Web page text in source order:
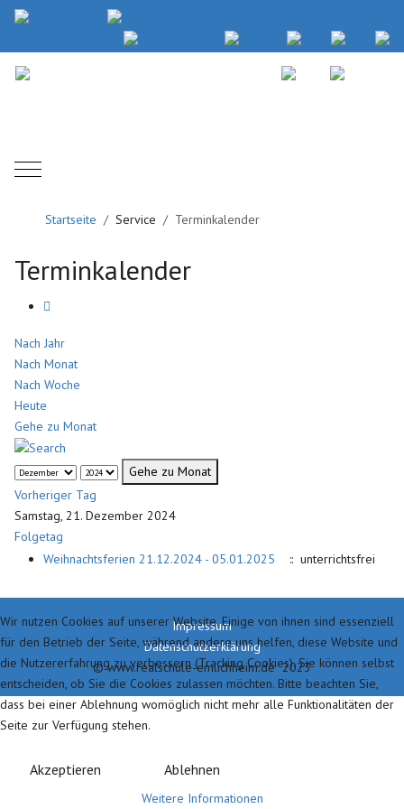
Mobile Menu Toggle
Startseite Service Terminkalender
Terminkalender
Nach Jahr
Nach Monat
Nach Woche
Heute
Gehe zu Monat
Gehe zu Monat
Vorheriger Tag
Samstag, 21. Dezember 2024
Folgetag
Weihnachtsferien 21.12.2024 - 05.01.2025
:: unterrichtsfrei
Impressum
Datenschutzerklärung
© www.realschule-emlichheim.de 2023
Wir nutzen Cookies auf unserer Website. Einige von ihnen sind essenziell
für den Betrieb der Seite, während andere uns helfen, diese Website und
die Nutzererfahrung zu verbessern (Tracking Cookies). Sie können selbst
entscheiden, ob Sie die Cookies zulassen möchten. Bitte beachten Sie,
dass bei einer Ablehnung womöglich nicht mehr alle Funktionalitäten der
Seite zur Verfügung stehen.
Akzeptieren Ablehnen
Weitere Informationen